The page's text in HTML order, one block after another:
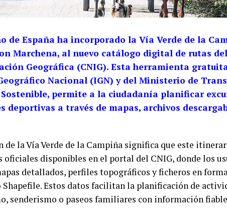
de España ha incorporado la Vía Verde de la
Marchena, al nuevo catálogo digital de rutas
Geográfica (CNIG). Esta herramienta
Nacional (IGN) y del Ministerio de
permite a la ciudadanía planificar
deportivas a través de mapas, archivos
de la Vía Verde de la Campiña significa que este
oficiales disponibles en el portal del CNIG, donde los
detallados, perfiles topográficos y ficheros en
Shapefile. Estos datos facilitan la planificación de
senderismo o paseos familiares con información